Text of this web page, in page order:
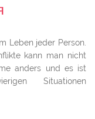
Leben jeder Person.
kann man nicht
anders und es ist
Situationen